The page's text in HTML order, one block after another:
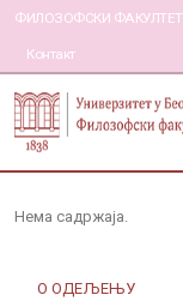
ФИЛОЗОФСКИ ФАКУЛТЕТ
Контакт
О ОДЕЉЕЊУ
Нема садржаја.